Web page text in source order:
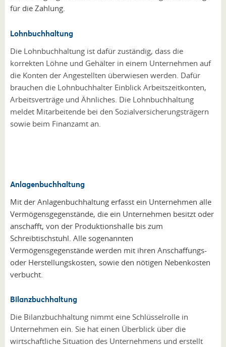
für die Zahlung.
Lohnbuchhaltung
Die Lohnbuchhaltung ist dafür zuständig, dass die
korrekten Löhne und Gehälter in einem Unternehmen auf
die Konten der Angestellten überwiesen werden. Dafür
brauchen die Lohnbuchhalter Einblick Arbeitszeitkonten,
Arbeitsverträge und Ähnliches. Die Lohnbuchhaltung
meldet Mitarbeitende bei den Sozialversicherungsträgern
sowie beim Finanzamt an.
Anlagenbuchhaltung
Mit der Anlagenbuchhaltung erfasst ein Unternehmen alle
Vermögensgegenstände, die ein Unternehmen besitzt oder
anschafft, von der Produktionshalle bis zum
Schreibtischstuhl. Alle sogenannten
Vermögensgegenstände werden mit ihren Anschaffungs-
oder Herstellungskosten, sowie den nötigen Nebenkosten
verbucht.
Bilanzbuchhaltung
Die Bilanzbuchhaltung nimmt eine Schlüsselrolle in
Unternehmen ein. Sie hat einen Überblick über die
wirtschaftliche Situation des Unternehmens und erstellt